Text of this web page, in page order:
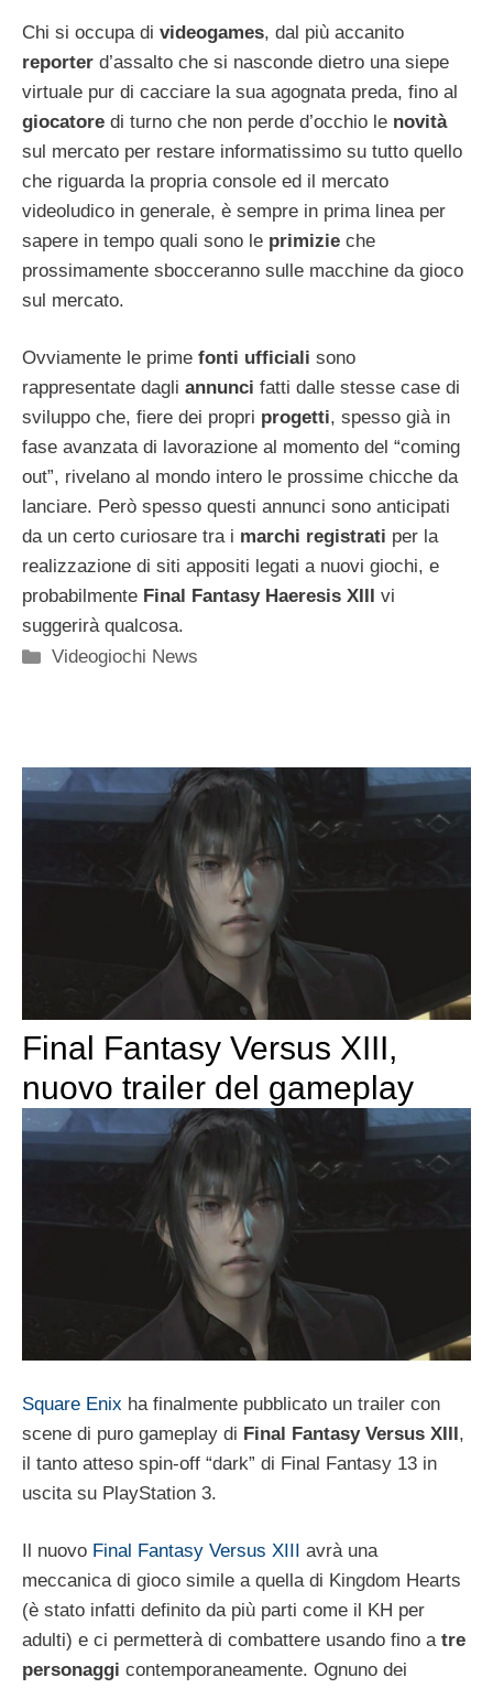
Chi si occupa di videogames, dal più accanito
reporter d’assalto che si nasconde dietro una siepe
virtuale pur di cacciare la sua agognata preda, fino al
giocatore di turno che non perde d’occhio le novità
sul mercato per restare informatissimo su tutto quello
che riguarda la propria console ed il mercato
videoludico in generale, è sempre in prima linea per
sapere in tempo quali sono le primizie che
prossimamente sbocceranno sulle macchine da gioco
sul mercato.
Ovviamente le prime fonti ufficiali sono
rappresentate dagli annunci fatti dalle stesse case di
sviluppo che, fiere dei propri progetti, spesso già in
fase avanzata di lavorazione al momento del “coming
out”, rivelano al mondo intero le prossime chicche da
lanciare. Però spesso questi annunci sono anticipati
da un certo curiosare tra i marchi registrati per la
realizzazione di siti appositi legati a nuovi giochi, e
probabilmente Final Fantasy Haeresis XIII
vi
suggerirà qualcosa.
Categorie
Videogiochi News
Final Fantasy Versus XIII,
nuovo trailer del gameplay
Square Enix ha finalmente pubblicato un trailer con
scene di puro gameplay di Final Fantasy Versus XIII,
il tanto atteso spin-off “dark” di Final Fantasy 13 in
uscita su PlayStation 3.
Il nuovo Final Fantasy Versus XIII
avrà una
meccanica di gioco simile a quella di Kingdom Hearts
(è stato infatti definito da più parti come il KH per
adulti) e ci permetterà di combattere usando fino a tre
personaggi contemporaneamente. Ognuno dei